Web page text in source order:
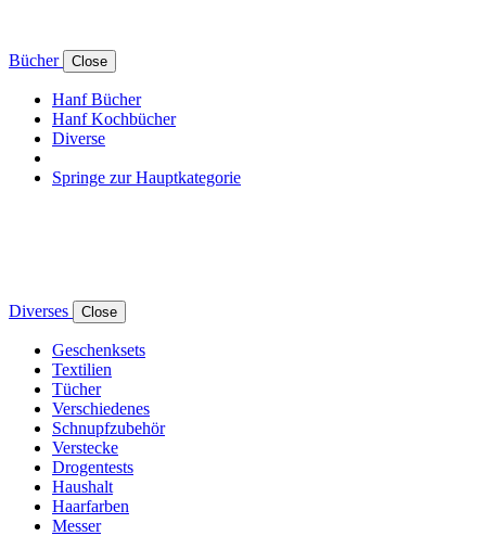
Bücher Close
Hanf Bücher
Hanf Kochbücher
Diverse
Springe zur Hauptkategorie
Diverses Close
Geschenksets
Textilien
Tücher
Verschiedenes
Schnupfzubehör
Verstecke
Drogentests
Haushalt
Haarfarben
Messer